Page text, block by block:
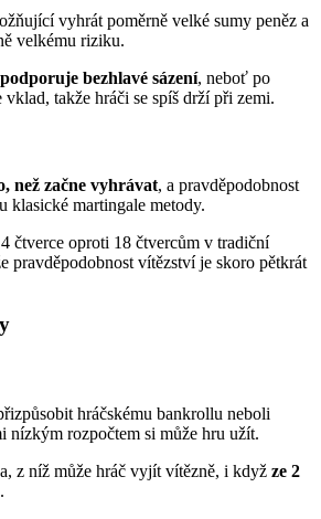
vyhrát poměrně velké sumy peněz a
velkému riziku.
bezhlavé sázení, neboť po
takže hráči se spíš drží při zemi.
než začne vyhrávat, a pravděpodobnost
klasické martingale metody.
čtverce oproti 18 čtvercům v tradiční
pravděpodobnost vítězství je skoro pětkrát
hráčskému bankrollu neboli
nízkým rozpočtem si může hru užít.
z níž může hráč vyjít vítězně, i když ze 2
.